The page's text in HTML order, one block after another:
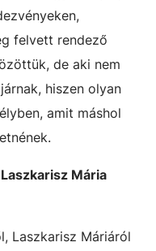
felvett rendező
de aki nem
hiszen olyan
amit máshol
Mária
Laszkarisz Máriáról